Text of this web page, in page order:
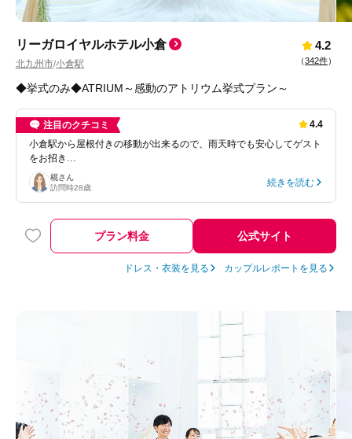
リーガロイヤルホテル小倉
北九州市/小倉駅
4.2
（342件）
◆挙式のみ◆ATRIUM～感動のアトリウム挙式プラン～
注目のクチコミ
4.4
小倉駅から屋根付きの移動が出来るので、雨天時でも安心してゲスト
をお招き…
椛さん
訪問時28歳 続きを読む
プラン料金 公式サイト
ドレス・衣装を見る カップルレポートを見る